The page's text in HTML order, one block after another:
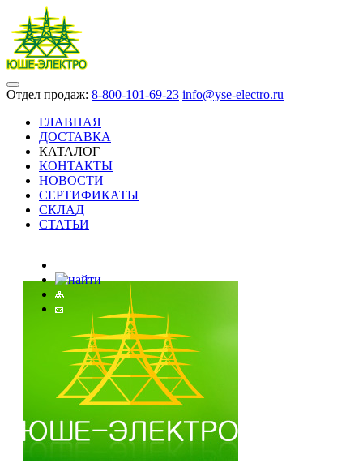
Отдел продаж: 8-800-101-69-23 info@yse-electro.ru
ГЛАВНАЯ
ДОСТАВКА
КАТАЛОГ
КОНТАКТЫ
НОВОСТИ
СЕРТИФИКАТЫ
СКЛАД
СТАТЬИ